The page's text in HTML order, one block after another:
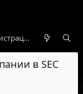
Новости
Регистрация
в SEC